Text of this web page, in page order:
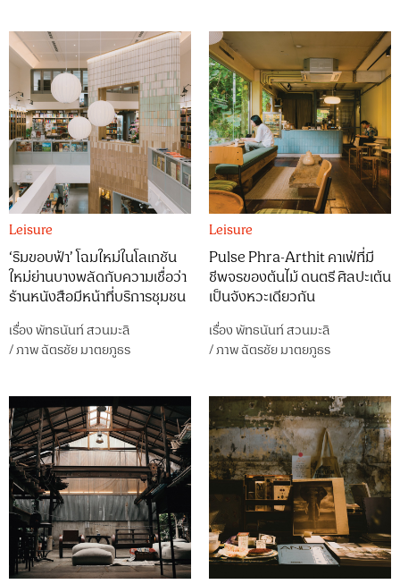
Leisure
‘ริมขอบฟ้า’ โฉมใหม่ในโลเกชัน
ใหม่ย่านบางพลัดกับความเชื่อว่า
ร้านหนังสือมีหน้าที่บริการชุมชน
เรื่องพัทธนันท์ สวนมะลิ
/ภาพฉัตรชัย มาตยภูธร
Leisure
Pulse Phra-Arthit คาเฟ่ที่มี
ชีพจรของต้นไม้ ดนตรี ศิลปะเต้น
เป็นจังหวะเดียวกัน
เรื่องพัทธนันท์ สวนมะลิ
/ภาพฉัตรชัย มาตยภูธร